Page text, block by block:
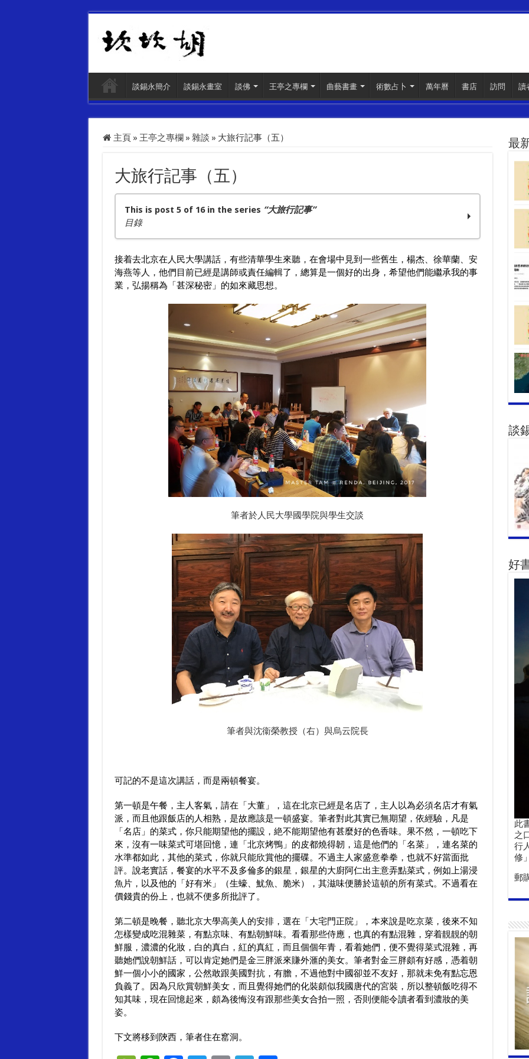
談錫永簡介 談錫永畫室 談佛 王亭之專欄 曲藝書畫 術數占卜 萬年曆 書店 訪問 讀
主頁 » 王亭之專欄 » 雜談 » 大旅行記事（五）
大旅行記事（五）
This is post 5 of 16 in the series “大旅行記事”
目錄
大旅行記事（一）
大旅行記事（二）
大旅行記事（三）
大旅行記事（四）
大旅行記事（五）
大旅行記事（七）
大旅行記事（八）
大旅行記事（九）
大旅行記事（十）
大旅行記事（十一）
大旅行記事（十二）
大旅行記事（十三）
大旅行記事（十四）
大旅行記事（十五）
大旅行記事（十六）
接着去北京在人民大學講話，有些清華學生來聽，在會場中見到一些舊生，楊杰、徐華蘭、安
海燕等人，他們目前已經是講師或責任編輯了，總算是一個好的出身，希望他們能繼承我的事
業，弘揚稱為「甚深秘密」的如來藏思想。
筆者於人民大學國學院與學生交談
筆者與沈衞榮教授（右）與烏云院長
可記的不是這次講話，而是兩頓餐宴。
第一頓是午餐，主人客氣，請在「大董」，這在北京已經是名店了，主人以為必須名店才有氣
派，而且他跟飯店的人相熟，是故應該是一頓盛宴。筆者對此其實已無期望，依經驗，凡是
「名店」的菜式，你只能期望他的擺設，絶不能期望他有甚麼好的色香味。果不然，一頓吃下
來，沒有一味菜式可堪回憶，連「北京烤鴨」的皮都燒得韌，這是他們的「名菜」，連名菜的
水準都如此，其他的菜式，你就只能欣賞他的擺碟。不過主人家盛意拳拳，也就不好當面批
評。說老實話，餐宴的水平不及多倫多的銀星，銀星的大廚阿仁出主意弄點菜式，例如上湯浸
魚片，以及他的「好有米」（生蠔、魷魚、脆米），其滋味便勝於這頓的所有菜式。不過看在
價錢貴的份上，也就不便多所批評了。
第二頓是晚餐，聽北京大學高美人的安排，選在「大宅門正院」，本來說是吃京菜，後來不知
怎樣變成吃混雜菜，有點京味、有點朝鮮味。看看那些侍應，也真的有點混雜，穿着靚靚的朝
鮮服，濃濃的化妝，白的真白，紅的真紅，而且個個年青，看着她們，便不覺得菜式混雜，再
聽她們說朝鮮話，可以肯定她們是金三胖派來賺外滙的美女。筆者對金三胖頗有好感，憑着朝
鮮一個小小的國家，公然敢跟美國對抗，有膽，不過他對中國卻並不友好，那就未免有點忘恩
負義了。因為只欣賞朝鮮美女，而且覺得她們的化裝頗似我國唐代的宮裝，所以整頓飯吃得不
知其味，現在回憶起來，頗為後悔沒有跟那些美女合拍一照，否則便能令讀者看到濃妝的美
姿。
下文將移到陝西，筆者住在窰洞。
最
談
好
此
之
行
修
郵